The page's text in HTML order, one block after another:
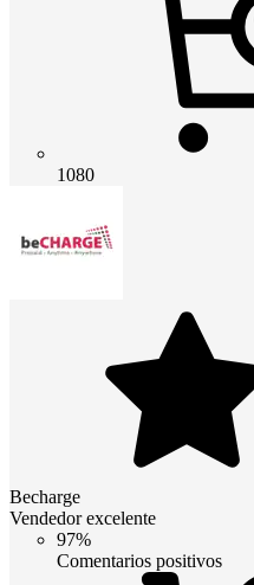
1080
Becharge
Vendedor excelente
97%
Comentarios positivos